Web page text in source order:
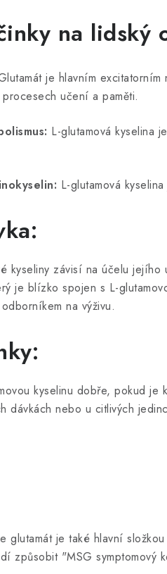
na lidský
je hlavním excitatorním
učení a paměti.
L-glutamová kyselina
L-glutamová
kyseliny závisí na účelu
je blízko spojen s L-
na výživu.
kyselinu dobře, pokud je
dávkách nebo u citlivých
glutamát je také hlavní
způsobit "MSG